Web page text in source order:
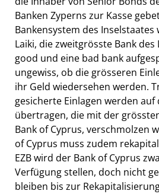
Banken Zyperns zur Kasse
Bankensystem des
Laiki, die zweitgrösste Bank
good und eine bad bank
ungewiss, ob die grösseren
ihr Geld wiedersehen werden.
gesicherte Einlagen werden auf
übertragen, die mit der
Bank of Cyprus, verschmolzen
of Cyprus muss zudem
EZB wird der Bank of Cyprus
Verfügung stellen, doch nicht
bleiben bis zur